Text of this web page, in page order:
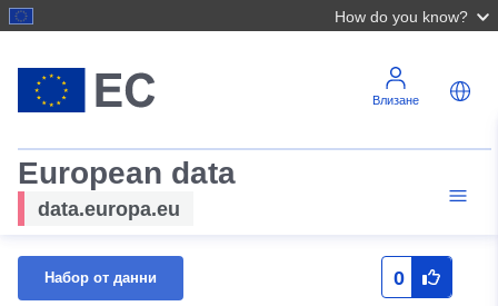
How do you know?
Влизане
European data
data.europa.eu
Набор от данни 0